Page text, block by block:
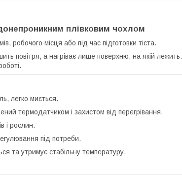
плівковим чохлом
робочого місця або під час підготовки тіста.
повітря, а нагріває лише поверхню, на якій лежить.
легко миється.
термодатчиком і захистом від перегрівання.
і рослин.
під потреби.
та утримує стабільну температуру.